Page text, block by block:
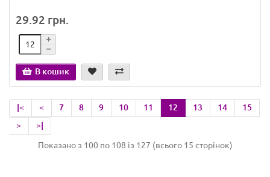
29.92 грн.
В кошик
|< < 7 8 9 10 11 12 13 14
15
>
>|
Показано з 100 по 108 із 127 (всього 15 сторінок)